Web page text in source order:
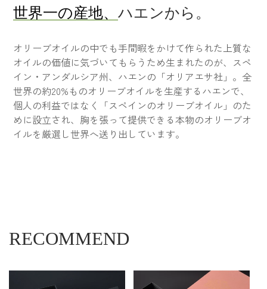
世界一の産地、ハエンから。
オリーブオイルの中でも手間暇をかけて作られた上質な
オイルの価値に気づいてもらうため生まれたのが、スペ
イン・アンダルシア州、ハエンの「オリアエサ社」。全
世界の約20%ものオリーブオイルを生産するハエンで、
個人の利益ではなく「スペインのオリーブオイル」のた
めに設立され、胸を張って提供できる本物のオリーブオ
イルを厳選し世界へ送り出しています。
RECOMMEND